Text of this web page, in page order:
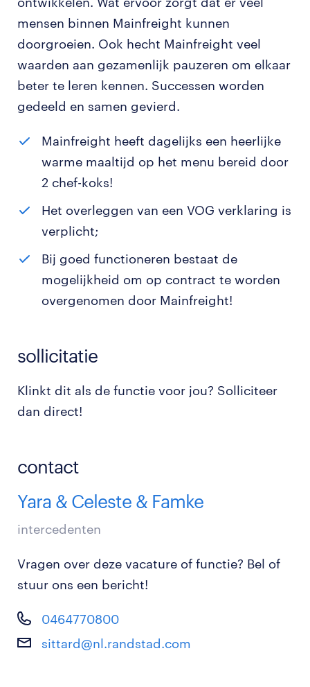
mensen binnen Mainfreight kunnen
doorgroeien. Ook hecht Mainfreight veel
waarden aan gezamenlijk pauzeren om elkaar
beter te leren kennen. Successen worden
gedeeld en samen gevierd.
Mainfreight heeft dagelijks een heerlijke
warme maaltijd op het menu bereid door
2 chef-koks!
Het overleggen van een VOG verklaring is
verplicht;
Bij goed functioneren bestaat de
mogelijkheid om op contract te worden
overgenomen door Mainfreight!
sollicitatie
Klinkt dit als de functie voor jou? Solliciteer
dan direct!
contact
Yara & Celeste & Famke
intercedenten
Vragen over deze vacature of functie? Bel of
stuur ons een bericht!
0464770800
sittard@nl.randstad.com